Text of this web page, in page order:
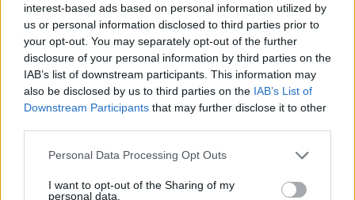
interest-based ads based on personal information utilized by
us or personal information disclosed to third parties prior to
your opt-out. You may separately opt-out of the further
disclosure of your personal information by third parties on the
IAB’s list of downstream participants. This information may
also be disclosed by us to third parties on the IAB’s List of
Downstream Participants that may further disclose it to other
Please note that this website/app uses one or more Google
not limited to your visit or usage behaviour. You may click to
Personal Data Processing Opt Outs
I want to opt-out of the Sharing of my
personal data.